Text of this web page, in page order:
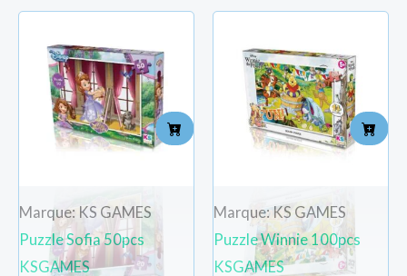
Marque: KS GAMES
Puzzle Sofia 50pcs
KSGAMES
Marque: KS GAMES
Puzzle Winnie 100pcs
KSGAMES